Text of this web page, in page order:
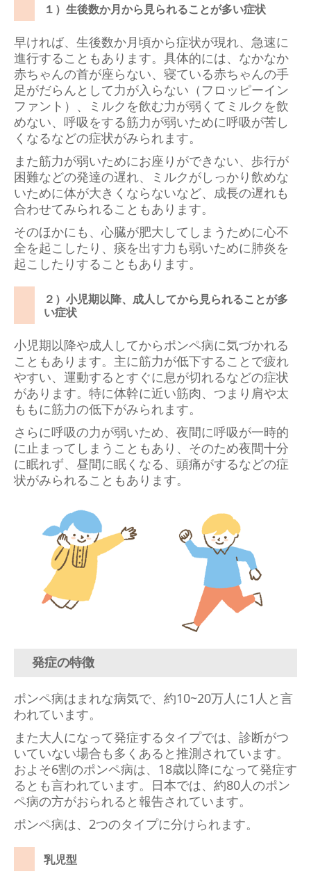
１）生後数か月から見られることが多い症状
早ければ、生後数か月頃から症状が現れ、急速に
進行することもあります。具体的には、なかなか
赤ちゃんの首が座らない、寝ている赤ちゃんの手
足がだらんとして力が入らない（フロッピーイン
ファント）、ミルクを飲む力が弱くてミルクを飲
めない、呼吸をする筋力が弱いために呼吸が苦し
くなるなどの症状がみられます。
また筋力が弱いためにお座りができない、歩行が
困難などの発達の遅れ、ミルクがしっかり飲めな
いために体が大きくならないなど、成長の遅れも
合わせてみられることもあります。
そのほかにも、心臓が肥大してしまうために心不
全を起こしたり、痰を出す力も弱いために肺炎を
起こしたりすることもあります。
２）小児期以降、成人してから見られることが多
い症状
小児期以降や成人してからポンペ病に気づかれる
こともあります。主に筋力が低下することで疲れ
やすい、運動するとすぐに息が切れるなどの症状
があります。特に体幹に近い筋肉、つまり肩や太
ももに筋力の低下がみられます。
さらに呼吸の力が弱いため、夜間に呼吸が一時的
に止まってしまうこともあり、そのため夜間十分
に眠れず、昼間に眠くなる、頭痛がするなどの症
状がみられることもあります。
発症の特徴
ポンペ病はまれな病気で、約10~20万人に1人と言
われています。
また大人になって発症するタイプでは、診断がつ
いていない場合も多くあると推測されています。
およそ6割のポンペ病は、18歳以降になって発症す
るとも言われています。日本では、約80人のポン
ペ病の方がおられると報告されています。
ポンペ病は、2つのタイプに分けられます。
乳児型